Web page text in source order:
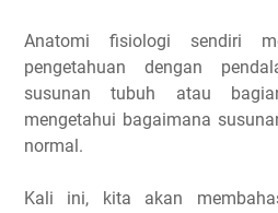
Anatomi fisiologi sendiri
pengetahuan dengan
susunan tubuh atau
mengetahui bagaimana
normal.
Kali ini, kita akan